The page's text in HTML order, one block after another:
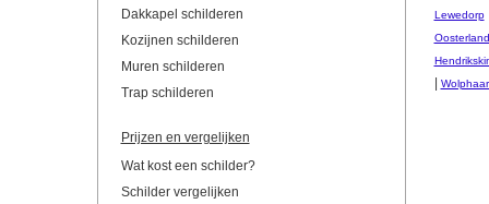
Dakkapel schilderen
Kozijnen schilderen
Muren schilderen
Trap schilderen
Prijzen en vergelijken
Wat kost een schilder?
Schilder vergelijken
Lewedorp
Oosterland